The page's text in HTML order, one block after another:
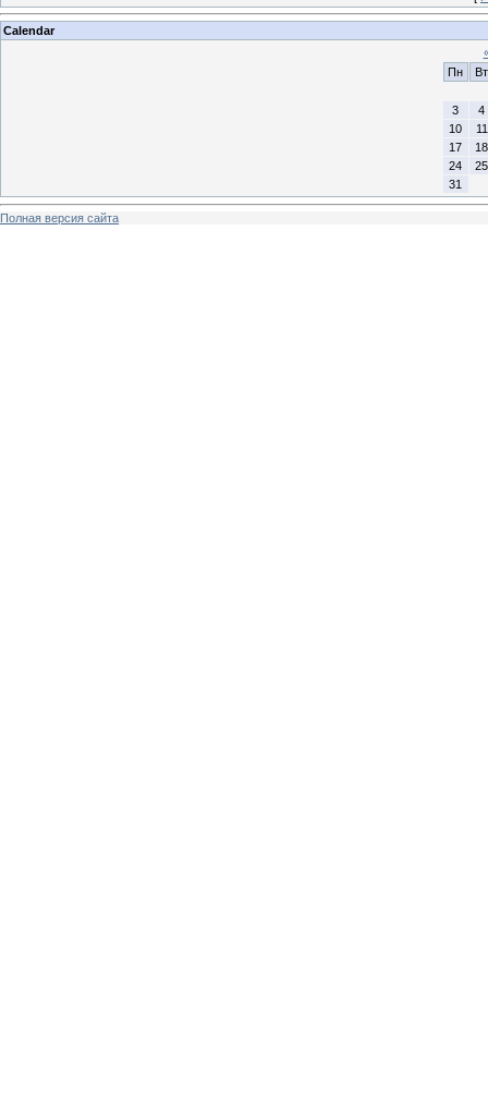
Calendar
Пн
Вт
3
4
10
11
17
18
24
25
31
Полная версия сайта